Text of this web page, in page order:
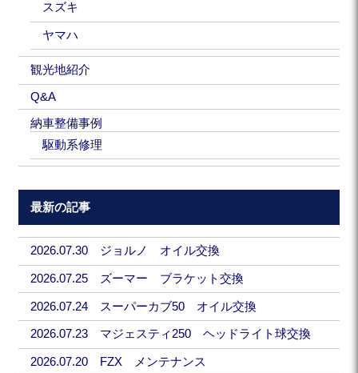
スズキ
ヤマハ
観光地紹介
Q&A
納車整備事例
駆動系修理
最新の記事
2026.07.30 ジョルノ オイル交換
2026.07.25 ズーマー ブラケット交換
2026.07.24 スーパーカブ50 オイル交換
2026.07.23 マジェスティ250 ヘッドライト球交換
2026.07.20 FZX メンテナンス